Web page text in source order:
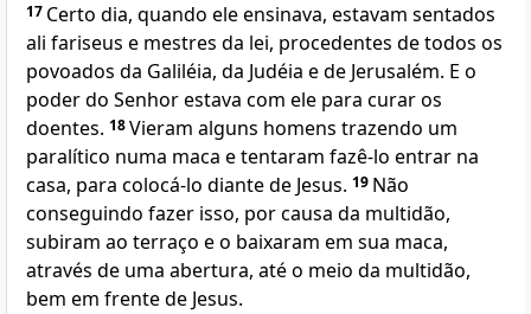
17 Certo dia, quando ele ensinava, estavam sentados
ali fariseus e mestres da lei, procedentes de todos os
povoados da Galiléia, da Judéia e de Jerusalém. E o
poder do Senhor estava com ele para curar os
doentes. 18Vieram alguns homens trazendo um
paralítico numa maca e tentaram fazê-lo entrar na
casa, para colocá-lo diante de Jesus. 19 Não
conseguindo fazer isso, por causa da multidão,
subiram ao terraço e o baixaram em sua maca,
através de uma abertura, até o meio da multidão,
bem em frente de Jesus.